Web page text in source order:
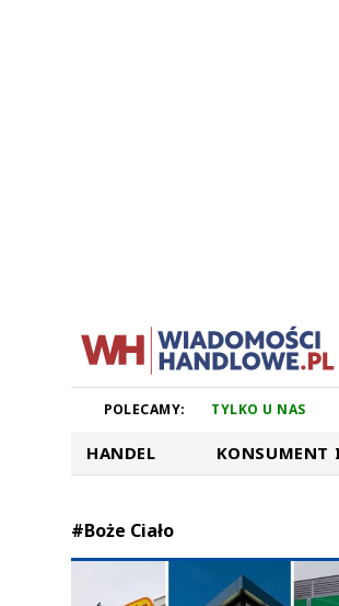
POLECAMY: TYLKO U NAS
HANDEL KONSUMENT
#Boże Ciało